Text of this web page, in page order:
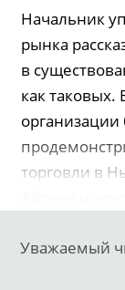
Начальник
рынка
в
как таковых.
торговли в
Уважаемый